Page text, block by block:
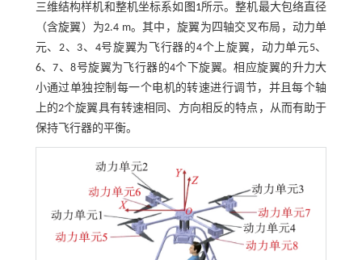
三维结构样机和整机坐标系如 图1所示。整机最大包络直径
（含旋翼）为2.4 m。其中，旋翼为四轴交叉布局，动力单
元、2、3、4号旋翼为飞行器的4个上旋翼，动力单元5、
6、7、8号旋翼为飞行器的4个下旋翼。相应旋翼的升力大
小通过单独控制每一个电机的转速进行调节，并且每个轴
上的2个旋翼具有转速相同、方向相反的特点，从而有助于
保持飞行器的平衡。